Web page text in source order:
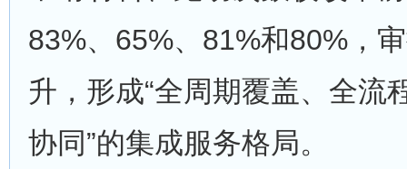
83%、65%、81%和80%，
升，形成“全周期覆盖、全流
协同”的集成服务格局。